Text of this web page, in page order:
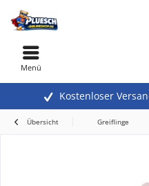
Kostenloser
Menü
Übersicht Greiflinge